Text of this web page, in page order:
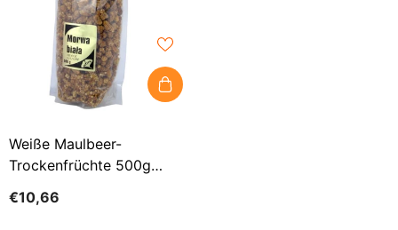
Weiße Maulbeer-
Trockenfrüchte 500g
€10,66